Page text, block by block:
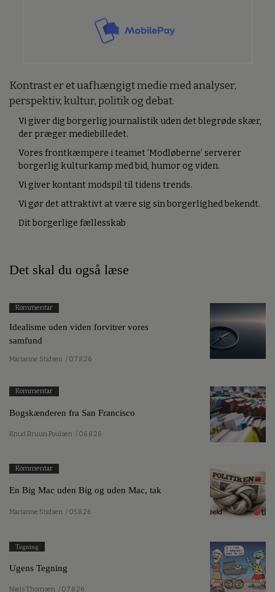
Kontrast er et uafhængigt medie med analyser,
perspektiv, kultur, politik og debat.
Vi giver dig borgerlig journalistik uden det blegrøde skær,
der præger mediebilledet.
Vores frontkæmpere i teamet ’Modløberne’ serverer
borgerlig kulturkamp med bid, humor og viden.
Vi giver kontant modspil til tidens trends.
Vi gør det attraktivt at være sig sin borgerlighed bekendt.
Dit borgerlige fællesskab
Det skal du også læse
Kommentar
Idealisme uden viden forvitrer vores
samfund
Marianne Stidsen / 07.8.26
Kommentar
Bogskænderen fra San Francisco
Knud Bruun Poulsen / 06.8.26
Kommentar
En Big Mac uden Big og uden Mac, tak
Marianne Stidsen / 05.8.26
Tegning
Ugens Tegning
Niels Thomsen / 07.8.26